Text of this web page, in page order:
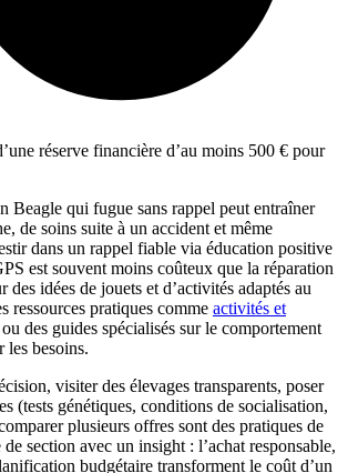
réserve financière d’au moins 500 € pour
Beagle qui fugue sans rappel peut entraîner
de soins suite à un accident et même
dans un rappel fiable via éducation positive
est souvent moins coûteux que la réparation
des idées de jouets et d’activités adaptés au
ressources pratiques comme activités et
ou des guides spécialisés sur le comportement
les besoins.
visiter des élevages transparents, poser
(tests génétiques, conditions de socialisation,
plusieurs offres sont des pratiques de
section avec un insight : l’achat responsable,
budgétaire transforment le coût d’un